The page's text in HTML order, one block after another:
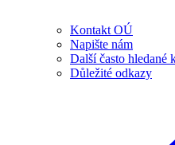
Kontakt OÚ
Napište nám
Další často hledané
Důležité odkazy